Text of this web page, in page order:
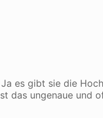
es gibt sie die
das ungenaue und